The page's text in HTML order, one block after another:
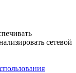
сетевой